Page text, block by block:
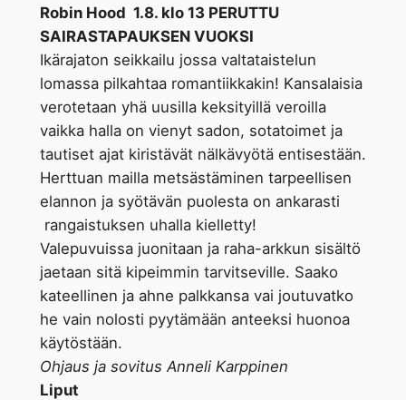
Robin Hood 1.8. klo 13 PERUTTU
SAIRASTAPAUKSEN VUOKSI
Ikärajaton seikkailu jossa valtataistelun
lomassa pilkahtaa romantiikkakin! Kansalaisia
verotetaan yhä uusilla keksityillä veroilla
vaikka halla on vienyt sadon, sotatoimet ja
tautiset ajat kiristävät nälkävyötä entisestään.
Herttuan mailla metsästäminen tarpeellisen
elannon ja syötävän puolesta on ankarasti
rangaistuksen uhalla kielletty!
Valepuvuissa juonitaan ja raha-arkkun sisältö
jaetaan sitä kipeimmin tarvitseville. Saako
kateellinen ja ahne palkkansa vai joutuvatko
he vain nolosti pyytämään anteeksi huonoa
käytöstään.
Ohjaus ja sovitus Anneli Karppinen
Liput